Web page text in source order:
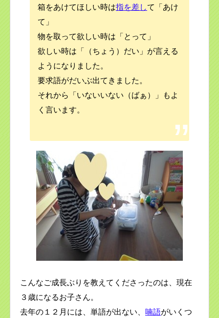
箱をあけてほしい時は指を差して「あけ
て」
物を取って欲しい時は「とって」
欲しい時は「（ちょう）だい」が言える
ようになりました。
要求語がだいぶ出てきました。
それから「いないいない（ばぁ）」もよ
く言います。
こんなご成長ぶりを教えてくださったのは、現在
３歳になるお子さん。
去年の１２月には、単語が出ない、 喃語がいくつ